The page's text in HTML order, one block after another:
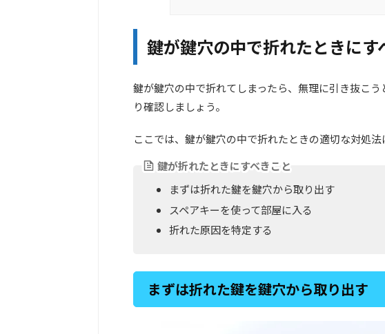
鍵が鍵穴の中で折れたときにす
鍵が鍵穴の中で折れてしまったら、無理に引き抜こ
り確認しましょう。
ここでは、鍵が鍵穴の中で折れたときの適切な対処法
鍵が折れたときにすべきこと
まずは折れた鍵を鍵穴から取り出す
スペアキーを使って部屋に入る
折れた原因を特定する
まずは折れた鍵を鍵穴から取り出す